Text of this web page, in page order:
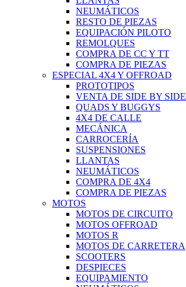
NEUMÁTICOS
RESTO DE PIEZAS
EQUIPACIÓN PILOTO
REMOLQUES
COMPRA DE CC Y TT
COMPRA DE PIEZAS
ESPECIAL 4X4 Y OFFROAD
PROTOTIPOS
VENTA DE SIDE BY SIDE
QUADS Y BUGGYS
4X4 DE CALLE
MECÁNICA
CARROCERÍA
SUSPENSIONES
LLANTAS
NEUMÁTICOS
COMPRA DE 4X4
COMPRA DE PIEZAS
MOTOS
MOTOS DE CIRCUITO
MOTOS OFFROAD
MOTOS R
MOTOS DE CARRETERA
SCOOTERS
DESPIECES
EQUIPAMIENTO